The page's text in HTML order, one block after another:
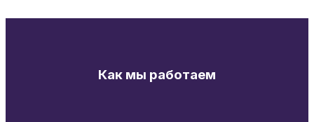
Как мы работаем